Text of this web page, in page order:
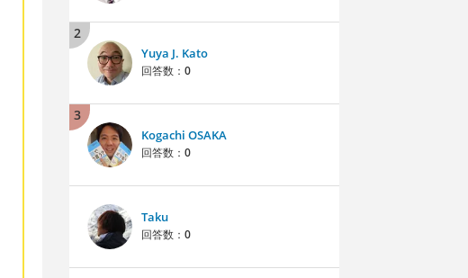
2
Yuya J. Kato
回答数： 0
3
Kogachi OSAKA
回答数： 0
Taku
回答数： 0